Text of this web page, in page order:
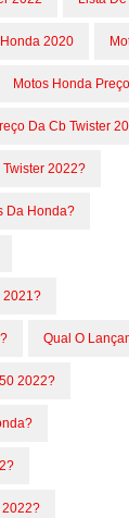
2020
Motos Honda Preço
Da Cb Twister
2022?
Da Honda?
2021?
Qual O
2022?
2022?